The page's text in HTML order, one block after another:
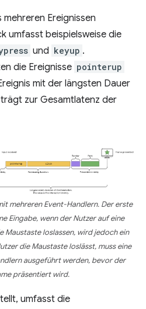
Ereignissen
umfasst beispielsweise die
und keyup .
die Ereignisse pointerup
mit der längsten Dauer
zur Gesamtlatenz der
mehreren Event-Handlern. Der erste
Eingabe, wenn der Nutzer auf eine
Maustaste loslassen, wird jedoch ein
die Maustaste loslässt, muss eine
ausgeführt werden, bevor der
präsentiert wird.
umfasst die